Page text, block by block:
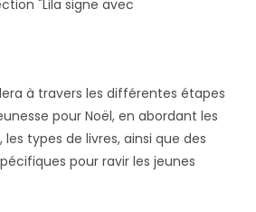
"Lila signe avec
à travers les différentes étapes
pour Noël, en abordant les
types de livres, ainsi que des
pour ravir les jeunes